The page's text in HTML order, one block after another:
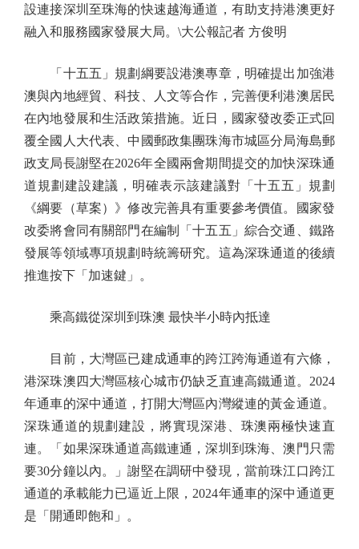
設連接深圳至珠海的快速越海通道，有助支持港澳更好
融入和服務國家發展大局。\大公報記者 方俊明
「十五五」規劃綱要設港澳專章，明確提出加強港
澳與內地經貿、科技、人文等合作，完善便利港澳居民
在內地發展和生活政策措施。近日，國家發改委正式回
覆全國人大代表、中國郵政集團珠海市城區分局海島郵
政支局長謝堅在2026年全國兩會期間提交的加快深珠通
道規劃建設建議，明確表示該建議對「十五五」規劃
《綱要（草案）》修改完善具有重要參考價值。國家發
改委將會同有關部門在編制「十五五」綜合交通、鐵路
發展等領域專項規劃時統籌研究。這為深珠通道的後續
推進按下「加速鍵」。
乘高鐵從深圳到珠澳 最快半小時內抵達
目前，大灣區已建成通車的跨江跨海通道有六條，
港深珠澳四大灣區核心城市仍缺乏直連高鐵通道。2024
年通車的深中通道，打開大灣區內灣縱連的黃金通道。
深珠通道的規劃建設，將實現深港、珠澳兩極快速直
連。「如果深珠通道高鐵連通，深圳到珠海、澳門只需
要30分鐘以內。」謝堅在調研中發現，當前珠江口跨江
通道的承載能力已逼近上限，2024年通車的深中通道更
是「開通即飽和」。